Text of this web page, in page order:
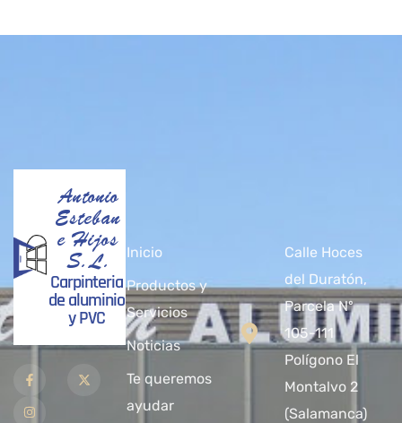
Antonio
Esteban
e Hijos
S.L.
Carpinteria
de aluminio
y PVC
Inicio
Productos y
Servicios
Noticias
Te queremos
ayudar
Calle Hoces
del Duratón,
Parcela Nº
105-111
Polígono El
Montalvo 2
(Salamanca)